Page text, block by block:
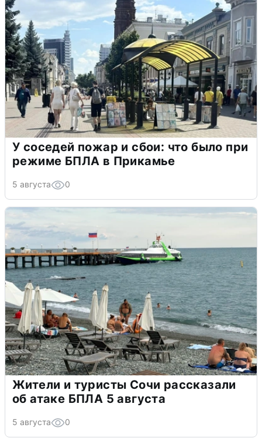
У соседей пожар и сбои: что было при
режиме БПЛА в Прикамье
5 августа 0
Жители и туристы Сочи рассказали
об атаке БПЛА 5 августа
5 августа 0